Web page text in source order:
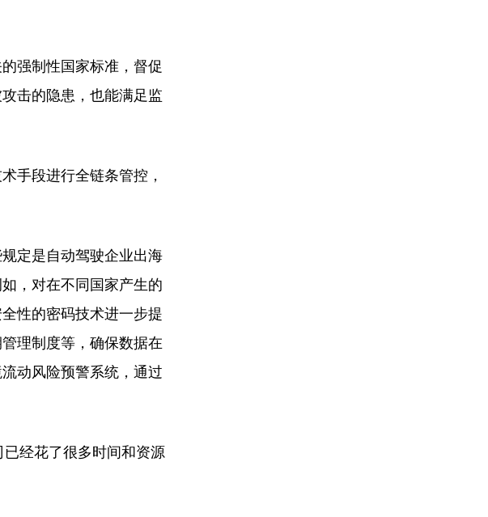
强制性国家标准，督促
击的隐患，也能满足监
手段进行全链条管控，
定是自动驾驶企业出海
，对在不同国家产生的
性的密码技术进一步提
理制度等，确保数据在
动风险预警系统，通过
经花了很多时间和资源